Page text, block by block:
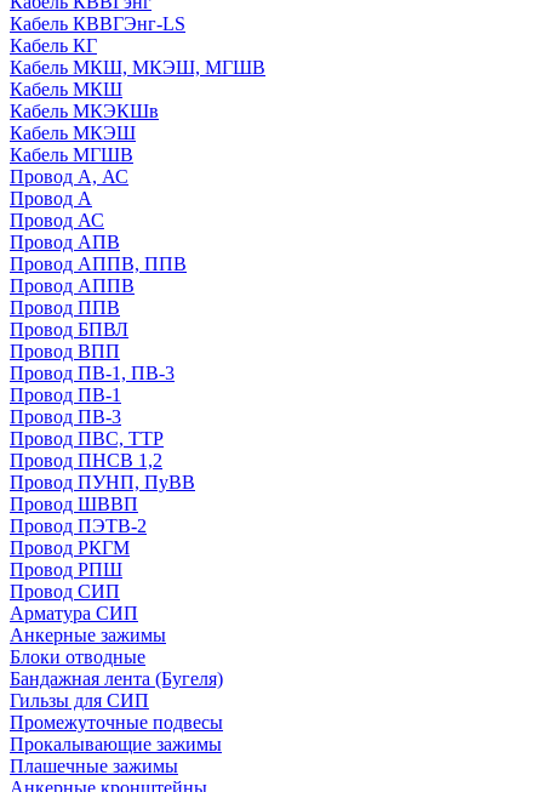
Кабель КВВГЭнг-LS
Кабель КГ
Кабель МКШ, МКЭШ, МГШВ
Кабель МКШ
Кабель МКЭКШв
Кабель МКЭШ
Кабель МГШВ
Провод А, АС
Провод А
Провод АС
Провод АПВ
Провод АППВ, ППВ
Провод АППВ
Провод ППВ
Провод БПВЛ
Провод ВПП
Провод ПВ-1, ПВ-3
Провод ПВ-1
Провод ПВ-3
Провод ПВС, ТТР
Провод ПНСВ 1,2
Провод ПУНП, ПуВВ
Провод ШВВП
Провод ПЭТВ-2
Провод РКГМ
Провод РПШ
Провод СИП
Арматура СИП
Анкерные зажимы
Блоки отводные
Бандажная лента (Бугеля)
Гильзы для СИП
Промежуточные подвесы
Прокалывающие зажимы
Плашечные зажимы
Анкерные кронштейны